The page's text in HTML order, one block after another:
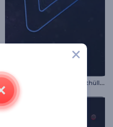
B
ebende Starflight Logoenthüllung